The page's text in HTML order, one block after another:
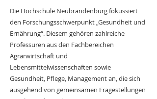
Die Hochschule Neubrandenburg fokussiert
den Forschungsschwerpunkt „Gesundheit und
Ernährung“. Diesem gehören zahlreiche
Professuren aus den Fachbereichen
Agrarwirtschaft und
Lebensmittelwissenschaften sowie
Gesundheit, Pflege, Management an, die sich
ausgehend von gemeinsamen Fragestellungen